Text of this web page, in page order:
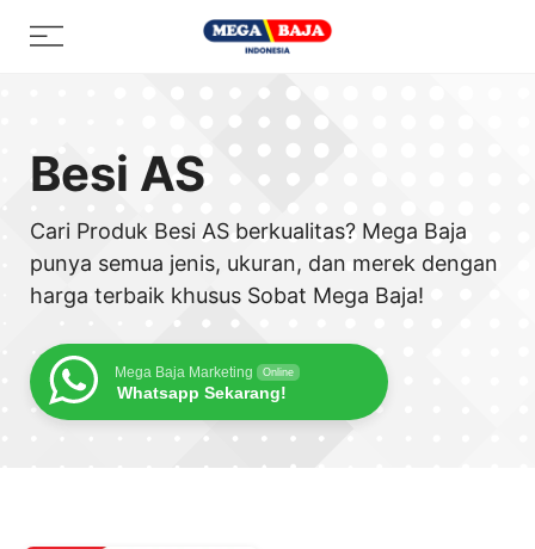
Menu
Besi AS
Cari Produk Besi AS berkualitas? Mega Baja
punya semua jenis, ukuran, dan merek dengan
harga terbaik khusus Sobat Mega Baja!
Mega Baja Marketing Online
Whatsapp Sekarang!